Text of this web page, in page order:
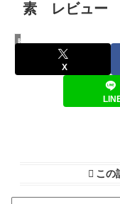
素 レビュー
映画
X
この